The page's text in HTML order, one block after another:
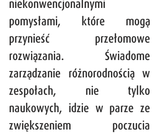
niekonwencjonalnymi
pomysłami, które mogą
przynieść przełomowe
rozwiązania. Świadome
zarządzanie różnorodnością w
zespołach, nie tylko
naukowych, idzie w parze ze
zwiększeniem poczucia